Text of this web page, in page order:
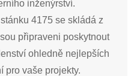
inženýrství.
4175 se skládá z
připraveni poskytnout
ohledně nejlepších
pro vaše projekty.